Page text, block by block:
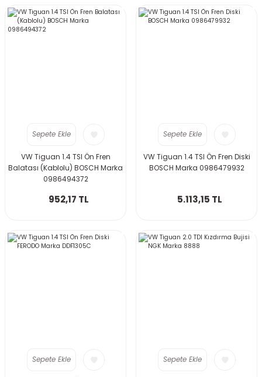
Sepete Ekle
VW Tiguan 1.4 TSI Ön Fren
Balatası (Kablolu) BOSCH Marka
0986494372
952,17 TL
Sepete Ekle
VW Tiguan 1.4 TSI Ön Fren Diski
BOSCH Marka 0986479932
5.113,15 TL
Sepete Ekle Sepete Ekle